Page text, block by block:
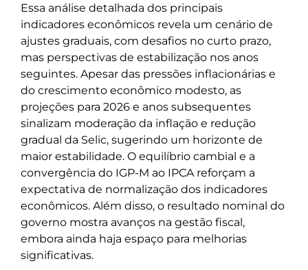
Essa análise detalhada dos principais
indicadores econômicos revela um cenário de
ajustes graduais, com desafios no curto prazo,
mas perspectivas de estabilização nos anos
seguintes. Apesar das pressões inflacionárias e
do crescimento econômico modesto, as
projeções para 2026 e anos subsequentes
sinalizam moderação da inflação e redução
gradual da Selic, sugerindo um horizonte de
maior estabilidade. O equilíbrio cambial e a
convergência do IGP-M ao IPCA reforçam a
expectativa de normalização dos indicadores
econômicos. Além disso, o resultado nominal do
governo mostra avanços na gestão fiscal,
embora ainda haja espaço para melhorias
significativas.